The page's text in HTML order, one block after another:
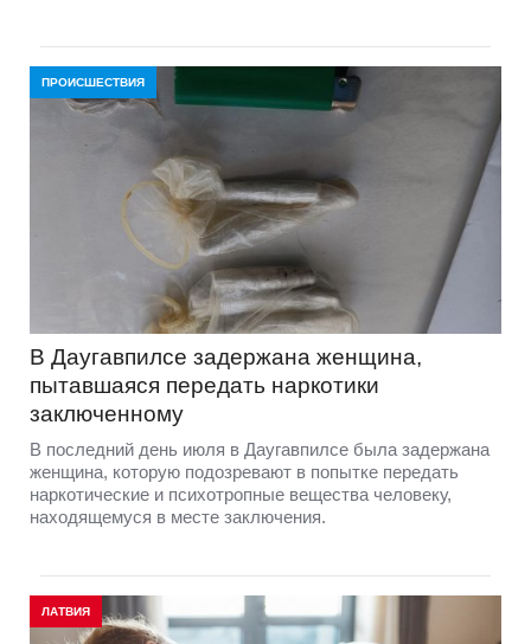
ПРОИСШЕСТВИЯ
В Даугавпилсе задержана женщина,
пытавшаяся передать наркотики
заключенному
В последний день июля в Даугавпилсе была задержана
женщина, которую подозревают в попытке передать
наркотические и психотропные вещества человеку,
находящемуся в месте заключения.
ЛАТВИЯ